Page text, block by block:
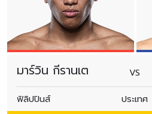
มาร์วิน กีรานเต VS
ฟิลิปปินส์ ประเทศ